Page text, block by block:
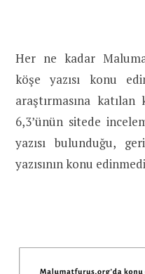
Her ne kadar
köşe yazısı konu
araştırmasına katılan
6,3’ünün sitede
yazısı bulunduğu,
yazısının konu